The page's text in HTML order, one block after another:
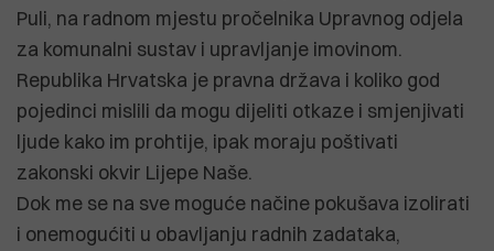
Puli, na radnom mjestu pročelnika Upravnog odjela
za komunalni sustav i upravljanje imovinom.
Republika Hrvatska je pravna država i koliko god
pojedinci mislili da mogu dijeliti otkaze i smjenjivati
ljude kako im prohtije, ipak moraju poštivati
zakonski okvir Lijepe Naše.
Dok me se na sve moguće načine pokušava izolirati
i onemogućiti u obavljanju radnih zadataka,